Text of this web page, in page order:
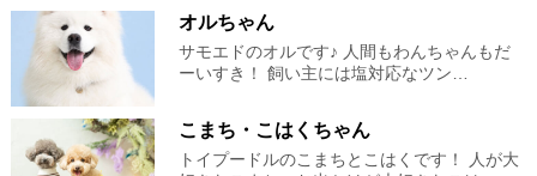
オルちゃん
サモエドのオルです♪ 人間もわんちゃんもだ
ーいすき！ 飼い主には塩対応なツン…
こまち・こはくちゃん
トイプードルのこまちとこはくです！ 人が大